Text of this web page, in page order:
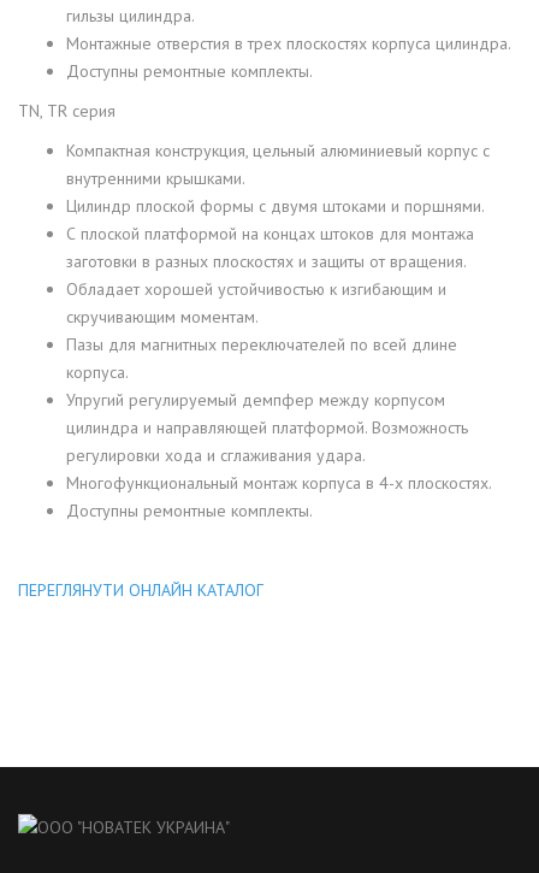
гильзы цилиндра.
Монтажные отверстия в трех плоскостях корпуса цилиндра.
Доступны ремонтные комплекты.
TN, TR серия
Компактная конструкция, цельный алюминиевый корпус с
внутренними крышками.
Цилиндр плоской формы с двумя штоками и поршнями.
С плоской платформой на концах штоков для монтажа
заготовки в разных плоскостях и защиты от вращения.
Обладает хорошей устойчивостью к изгибающим и
скручивающим моментам.
Пазы для магнитных переключателей по всей длине
корпуса.
Упругий регулируемый демпфер между корпусом
цилиндра и направляющей платформой. Возможность
регулировки хода и сглаживания удара.
Многофункциональный монтаж корпуса в 4-х плоскостях.
Доступны ремонтные комплекты.
ПЕРЕГЛЯНУТИ ОНЛАЙН КАТАЛОГ